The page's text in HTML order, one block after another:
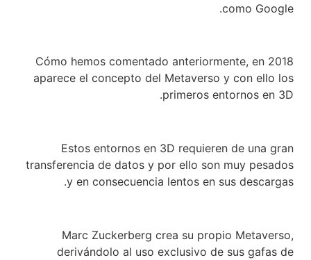
como Google.
Cómo hemos comentado anteriormente, en 2018
aparece el concepto del Metaverso y con ello los
primeros entornos en 3D.
Estos entornos en 3D requieren de una gran
transferencia de datos y por ello son muy pesados
y en consecuencia lentos en sus descargas.
Marc Zuckerberg crea su propio Metaverso,
derivándolo al uso exclusivo de sus gafas de